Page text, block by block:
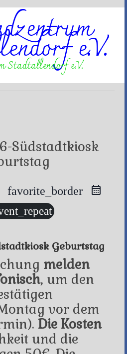
Stadtallendorf e.V.
favorite_border
Geburtstag
melden
, um den
vor dem
Die Kosten
und die